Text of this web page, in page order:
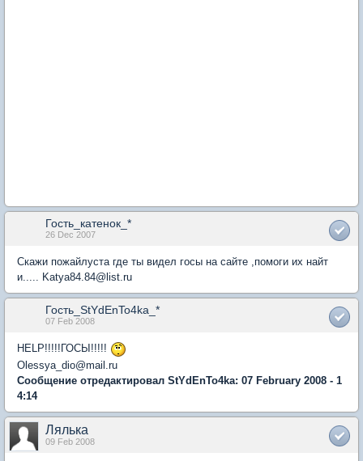
Гость_катенок_*
26 Dec 2007
Скажи пожайлуста где ты видел госы на сайте ,помоги их найт
и..... Katya84.84@list.ru
Гость_StYdEnTo4ka_*
07 Feb 2008
HELP!!!!!ГОСЫ!!!!!
Olessya_dio@mail.ru
Сообщение отредактировал StYdEnTo4ka: 07 February 2008 - 1
4:14
Лялька
09 Feb 2008